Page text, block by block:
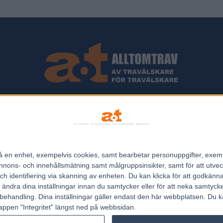
enhet, exempelvis cookies, samt bearbetar personuppgifter,
och innehållsmätning samt målgruppsinsikter, samt för att
identifiering via skanning av enheten. Du kan klicka för att
dina inställningar innan du samtycker eller för att neka
Dina inställningar gäller endast den här webbplatsen. Du
"Integritet" längst ned på webbsidan.
Allt Om Trav - För Travälskare - Av Travälskare - sedan 2005.
Kontakta oss:kontakt@regemedia.se